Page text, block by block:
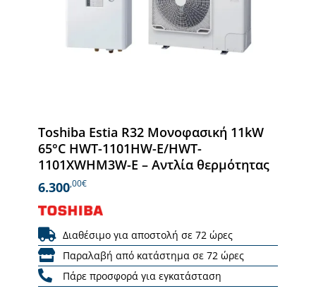
Toshiba Estia R32 Μονοφασική 11kW
65°C HWT-1101HW-E/HWT-
1101XWHM3W-E – Αντλία θερμότητας
6.300,00€
Διαθέσιμο για αποστολή σε 72 ώρες
Παραλαβή από κατάστημα σε 72 ώρες
Πάρε προσφορά για εγκατάσταση